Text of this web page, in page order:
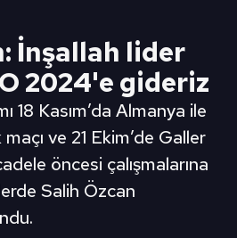
İnşallah lider
2024'e gideriz
18 Kasım’da Almanya ile
maçı ve 21 Ekim’de Galler
öncesi çalışmalarına
Salih Özcan